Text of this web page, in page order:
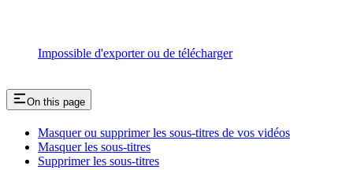
Impossible d'exporter ou de télécharger
On this page
Masquer ou supprimer les sous-titres de vos vidéos
Masquer les sous-titres
Supprimer les sous-titres